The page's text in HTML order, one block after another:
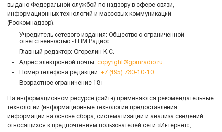
выдано Федеральной службой по надзору в сфере связи,
информационных технологий и массовых коммуникаций
(Роскомнадзор).
Учредитель сетевого издания: Общество с ограниченной
ответственностью «ГПМ Радио»
Главный редактор: Огорелин К.С.
Адрес электронной почты: copyright@gpmradio.ru
Номер телефона редакции: +7 (495) 730-10-10
Возрастное ограничение 18+
На информационном ресурсе (сайте) применяются рекомендательные
технологии (информационные технологии предоставления
информации на основе сбора, систематизации и анализа сведений,
относящихся к предпочтениям пользователей сети «Интернет»,